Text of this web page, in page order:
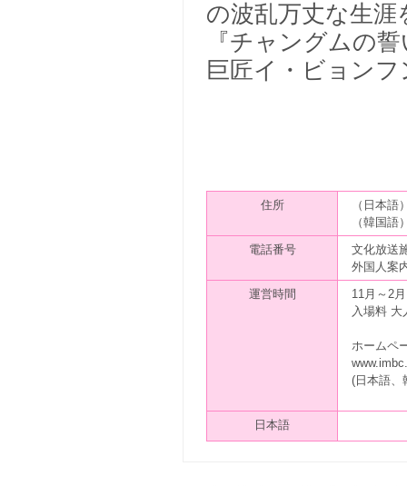
の波乱万丈な生
『チャングムの
巨匠イ・ビョン
住所
（日本
（韓国
電話番号
文化放送
外国人案
運営時間
11月～2
入場料
ホームペ
(日本語、
日本語